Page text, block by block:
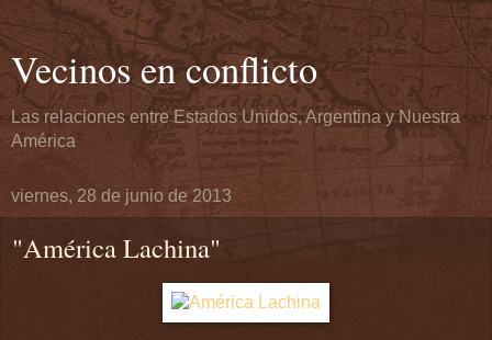
Vecinos en conflicto
Las relaciones entre Estados Unidos, Argentina y Nuestra
América
viernes, 28 de junio de 2013
"América Lachina"